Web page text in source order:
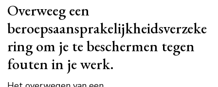
Overweeg een
beroepsaansprakelijkheidsverzeke
ring om je te beschermen tegen
fouten in je werk.